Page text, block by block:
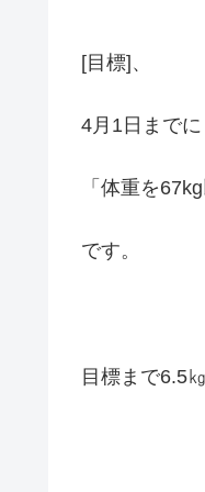
[目標]、
4月1日までに
「体重を
です。
目標まで6.5